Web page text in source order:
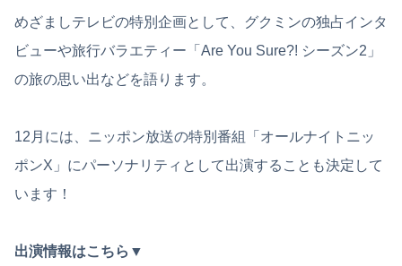
めざましテレビの特別企画として、グクミンの独占インタ
ビューや旅行バラエティー「Are You Sure?! シーズン2」
の旅の思い出などを語ります。
12月には、ニッポン放送の特別番組「オールナイトニッ
ポンX」にパーソナリティとして出演することも決定して
います！
出演情報はこちら▼